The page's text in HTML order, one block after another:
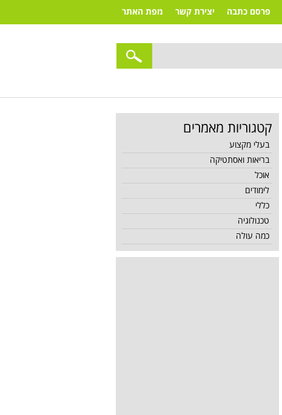
פרסם כתבה יצירת קשר מפת האתר
קטגוריות מאמרים
בעלי מקצוע
בריאות ואסתטיקה
אוכל
לימודים
כללי
טכנולוגיה
כמה עולה